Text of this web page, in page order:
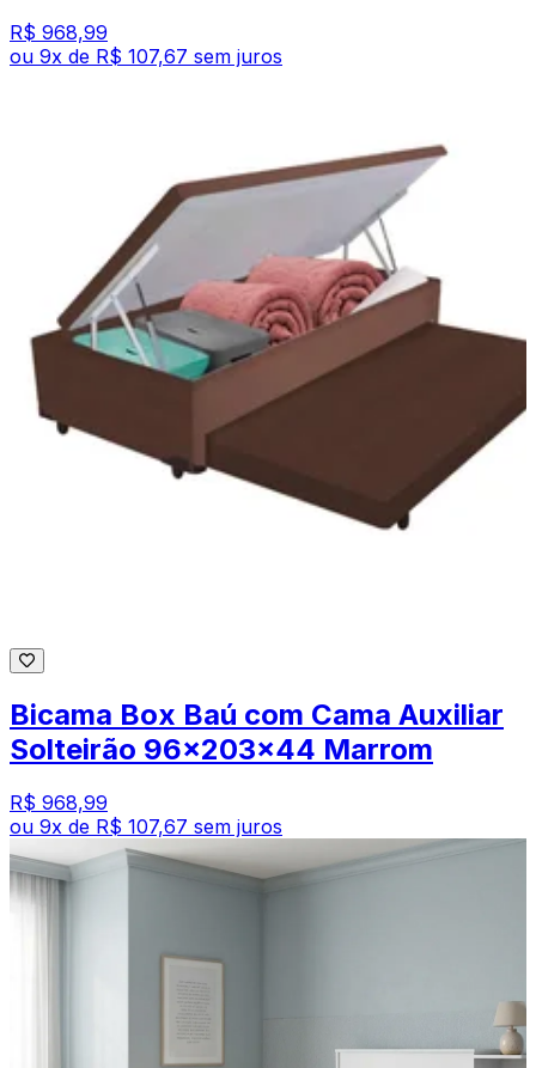
R$ 968,99
ou 9x de R$ 107,67 sem juros
Bicama Box Baú com Cama Auxiliar
Solteirão 96x203x44 Marrom
R$ 968,99
ou 9x de R$ 107,67 sem juros